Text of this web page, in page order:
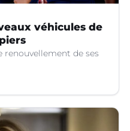
véhicules de
renouvellement de ses